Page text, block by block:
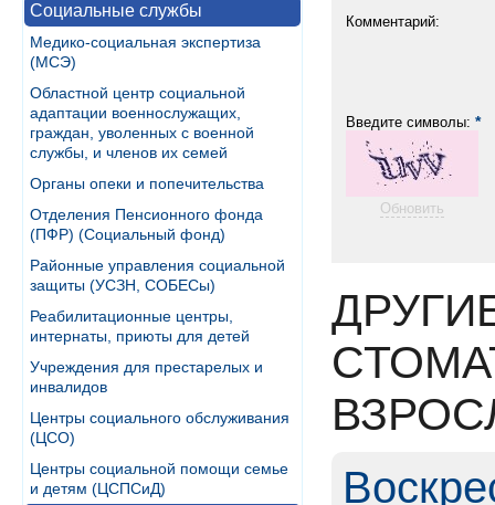
Социальные службы
Медико-социальная экспертиза
(МСЭ)
Областной центр социальной
адаптации военнослужащих,
граждан, уволенных с военной
службы, и членов их семей
Органы опеки и попечительства
Отделения Пенсионного фонда
(ПФР) (Социальный фонд)
Районные управления социальной
защиты (УСЗН, СОБЕСы)
Реабилитационные центры,
интернаты, приюты для детей
Учреждения для престарелых и
инвалидов
Центры социального обслуживания
(ЦСО)
Центры социальной помощи семье
и детям (ЦСПСиД)
Комментарий:
Введите символы: *
Обновить